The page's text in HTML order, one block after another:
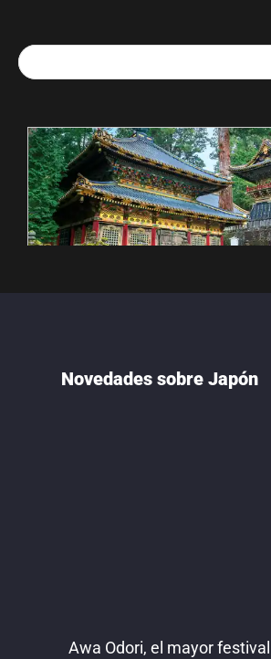
Novedades sobre Japón
Awa Odori, el mayor